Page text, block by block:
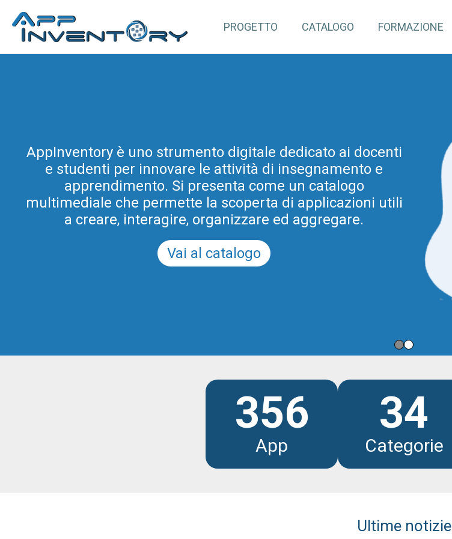
PROGETTO CATALOGO FORMAZIONE
AppInventory è uno strumento digitale dedicato ai docenti
e studenti per innovare le attività di insegnamento e
apprendimento. Si presenta come un catalogo
multimediale che permette la scoperta di applicazioni utili
a creare, interagire, organizzare ed aggregare.
Vai al catalogo
rappresenta un’azione mirata di formazione continua per
gli insegnanti di scuole di ogni ordine e grado. Tale
progetto rientra tra le azioni di innovazione metodologica
e didattica promosse dal Programma Regionale per la
Scuola Digitale in Friuli Venezia Giulia 2025-2028 (e prima
del PRSD FVG 2021-2025).
Scopri tutti i moduli
356
App
34
Categorie
Ultime notizie